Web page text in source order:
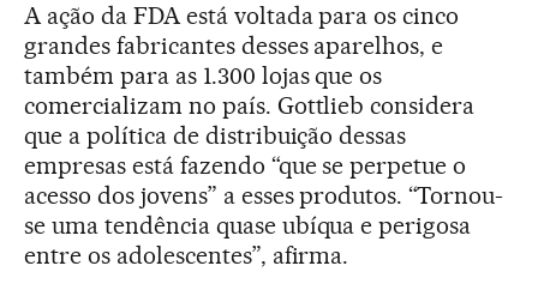
A ação da FDA está voltada para os cinco
grandes fabricantes desses aparelhos, e
também para as 1.300 lojas que os
comercializam no país. Gottlieb considera
que a política de distribuição dessas
empresas está fazendo “que se perpetue o
acesso dos jovens” a esses produtos. “Tornou-
se uma tendência quase ubíqua e perigosa
entre os adolescentes”, afirma.